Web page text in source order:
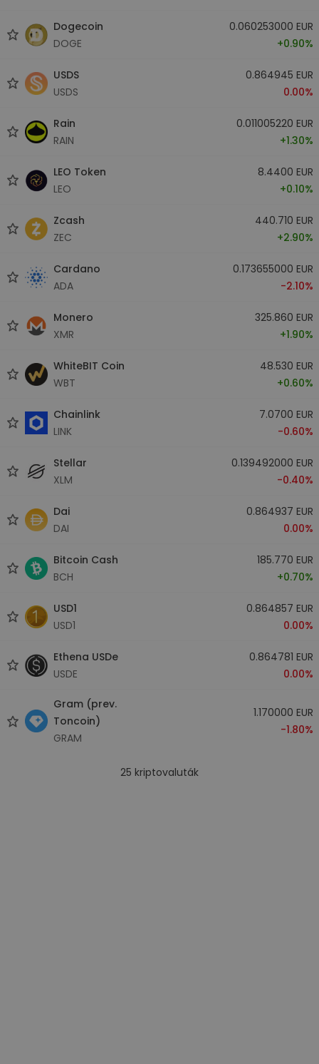
Dogecoin
DOGE
0.060253000 EUR
+0.90%
USDS
USDS
0.864945 EUR
0.00%
Rain
RAIN
0.011005220 EUR
+1.30%
LEO Token
LEO
8.4400 EUR
+0.10%
Zcash
ZEC
440.710 EUR
+2.90%
Cardano
ADA
0.173655000 EUR
-2.10%
Monero
XMR
325.860 EUR
+1.90%
WhiteBIT Coin
WBT
48.530 EUR
+0.60%
Chainlink
LINK
7.0700 EUR
-0.60%
Stellar
XLM
0.139492000 EUR
-0.40%
Dai
DAI
0.864937 EUR
0.00%
Bitcoin Cash
BCH
185.770 EUR
+0.70%
USD1
USD1
0.864857 EUR
0.00%
Ethena USDe
USDE
0.864781 EUR
0.00%
Gram (prev.
Toncoin)
GRAM
1.170000 EUR
-1.80%
25 kriptovaluták